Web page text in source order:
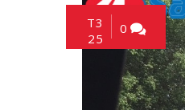
T3
25
0